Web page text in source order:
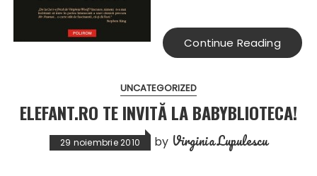
Continue Reading
UNCATEGORIZED
ELEFANT.RO TE INVITĂ LA BABYBLIOTECA!
29 noiembrie 2010 by Virginia Lupulescu